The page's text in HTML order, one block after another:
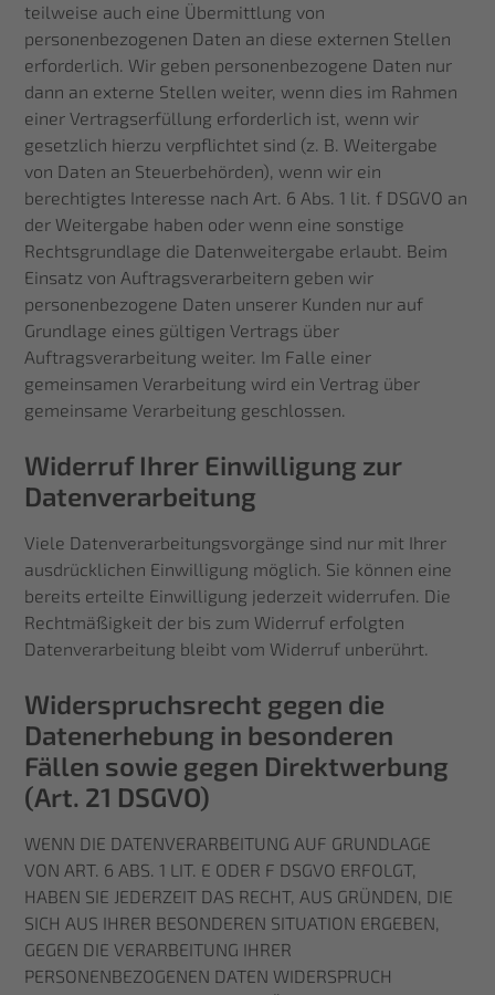
teilweise auch eine Übermittlung von
personenbezogenen Daten an diese externen Stellen
erforderlich. Wir geben personenbezogene Daten nur
dann an externe Stellen weiter, wenn dies im Rahmen
einer Vertragserfüllung erforderlich ist, wenn wir
gesetzlich hierzu verpflichtet sind (z. B. Weitergabe
von Daten an Steuerbehörden), wenn wir ein
berechtigtes Interesse nach Art. 6 Abs. 1 lit. f DSGVO an
der Weitergabe haben oder wenn eine sonstige
Rechtsgrundlage die Datenweitergabe erlaubt. Beim
Einsatz von Auftragsverarbeitern geben wir
personenbezogene Daten unserer Kunden nur auf
Grundlage eines gültigen Vertrags über
Auftragsverarbeitung weiter. Im Falle einer
gemeinsamen Verarbeitung wird ein Vertrag über
gemeinsame Verarbeitung geschlossen.
Widerruf Ihrer Einwilligung zur
Datenverarbeitung
Viele Datenverarbeitungsvorgänge sind nur mit Ihrer
ausdrücklichen Einwilligung möglich. Sie können eine
bereits erteilte Einwilligung jederzeit widerrufen. Die
Rechtmäßigkeit der bis zum Widerruf erfolgten
Datenverarbeitung bleibt vom Widerruf unberührt.
Widerspruchsrecht gegen die
Datenerhebung in besonderen
Fällen sowie gegen Direktwerbung
(Art. 21 DSGVO)
WENN DIE DATENVERARBEITUNG AUF GRUNDLAGE
VON ART. 6 ABS. 1 LIT. E ODER F DSGVO ERFOLGT,
HABEN SIE JEDERZEIT DAS RECHT, AUS GRÜNDEN, DIE
SICH AUS IHRER BESONDEREN SITUATION ERGEBEN,
GEGEN DIE VERARBEITUNG IHRER
PERSONENBEZOGENEN DATEN WIDERSPRUCH